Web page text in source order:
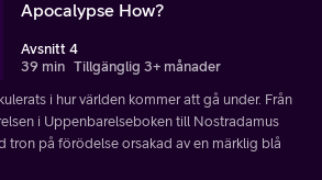
Apocalypse How?
Avsnitt 4
39 min Tillgänglig 3+ månader
i hur världen kommer att gå under. Från
i Uppenbarelseboken till Nostradamus
tron på förödelse orsakad av en märklig blå